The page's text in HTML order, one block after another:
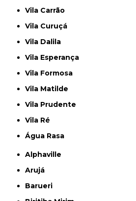
Vila Carrão
Vila Curuçá
Vila Dalila
Vila Esperança
Vila Formosa
Vila Matilde
Vila Prudente
Vila Ré
Água Rasa
Alphaville
Arujá
Barueri